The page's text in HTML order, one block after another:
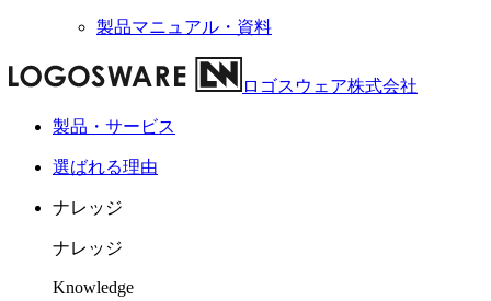
製品マニュアル・資料
ロゴスウェア株式会社
製品・サービス
選ばれる理由
ナレッジ
ナレッジ
Knowledge